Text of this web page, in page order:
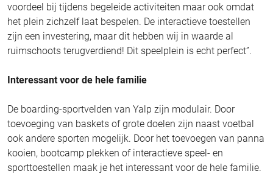
voordeel bij tijdens begeleide activiteiten maar ook omdat
het plein zichzelf laat bespelen. De interactieve toestellen
zijn een investering, maar dit hebben wij in waarde al
ruimschoots terugverdiend! Dit speelplein is echt perfect”.
Interessant voor de hele familie
De boarding-sportvelden van Yalp zijn modulair. Door
toevoeging van baskets of grote doelen zijn naast voetbal
ook andere sporten mogelijk. Door het toevoegen van panna
kooien, bootcamp plekken of interactieve speel- en
sporttoestellen maak je het interessant voor de hele familie.